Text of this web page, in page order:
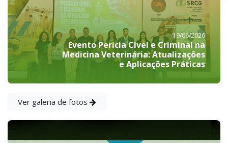
19/06/2026
Evento Perícia Cível e Criminal na
Medicina Veterinária: Atualizações
e Aplicações Práticas
Ver galeria de fotos